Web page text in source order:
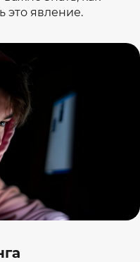
это явление.